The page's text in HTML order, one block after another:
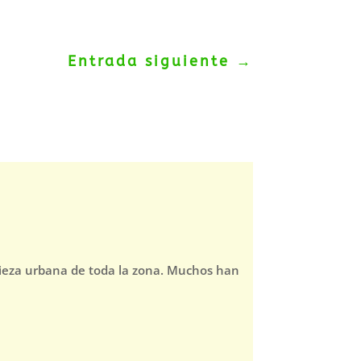
Entrada siguiente →
urbana de toda la zona. Muchos han